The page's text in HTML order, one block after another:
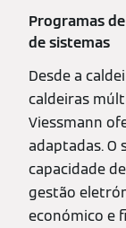
Programas
de sistemas
Desde a
caldeiras
Viessmann
adaptadas.
capacidade
gestão
económico e